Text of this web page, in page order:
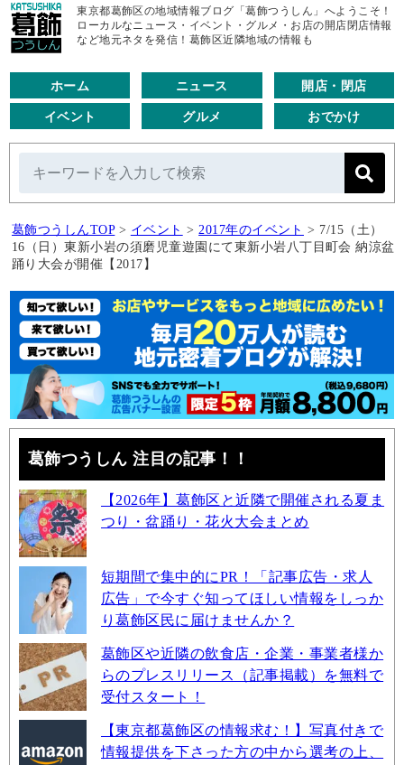
東京都葛飾区の地域情報ブログ「葛飾つうしん」へようこそ！
ローカルなニュース・イベント・グルメ・お店の開店閉店情報
など地元ネタを発信！葛飾区近隣地域の情報も
ホーム ニュース 開店・閉店
イベント グルメ おでかけ
葛飾つうしんTOP > イベント > 2017年のイベント > 7/15（土）
16（日）東新小岩の須磨児童遊園にて東新小岩八丁目町会 納涼盆
踊り大会が開催【2017】
葛飾つうしん 注目の記事！！
【2026年】葛飾区と近隣で開催される夏ま
つり・盆踊り・花火大会まとめ
短期間で集中的にPR！「記事広告・求人
広告」で今すぐ知ってほしい情報をしっか
り葛飾区民に届けませんか？
葛飾区や近隣の飲食店・企業・事業者様か
らのプレスリリース（記事掲載）を無料で
受付スタート！
【東京都葛飾区の情報求む！】写真付きで
情報提供を下さった方の中から選考の上、